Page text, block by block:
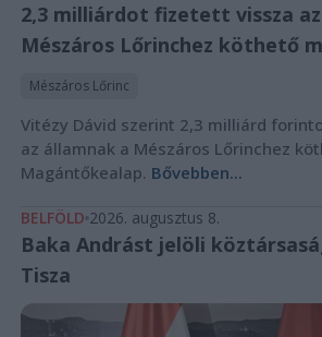
2,3 milliárdot fizetett vissza
Mészáros Lőrinchez köthető
Mészáros Lőrinc
Vitézy Dávid szerint 2,3 milliárd
az államnak a Mészáros Lőrinchez
Magántőkealap. Bővebben...
BELFÖLD 2026. augusztus 8.
Baka Andrást jelöli
Tisza